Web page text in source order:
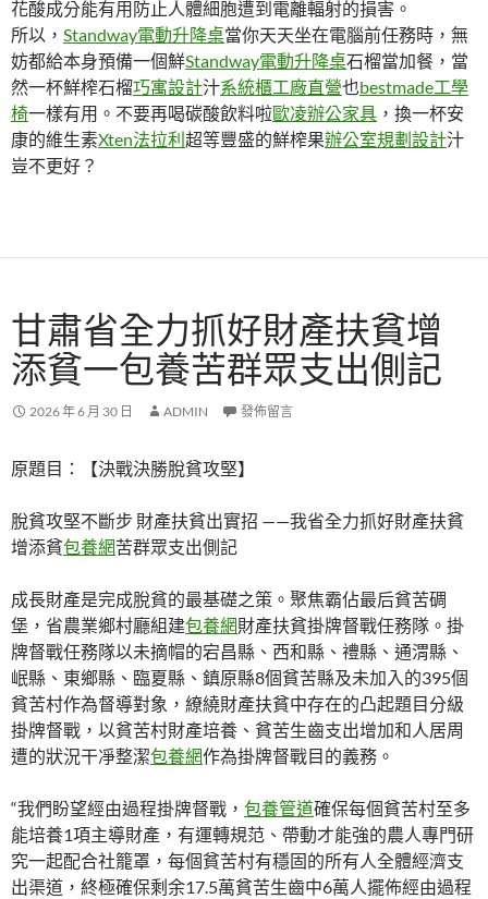
花酸成分能有用防止人體細胞遭到電離輻射的損害。
所以， Standway電動升降桌當你天天坐在電腦前任務時，無
妨都給本身預備一個鮮Standway電動升降桌石榴當加餐，當
然一杯鮮榨石榴巧寓設計汁系統櫃工廠直營也bestmade工學
椅一樣有用。不要再喝碳酸飲料啦歐凌辦公家具 ，換一杯安
康的維生素Xten法拉利超等豐盛的鮮榨果辦公室規劃設計汁
豈不更好？
甘肅省全力抓好財產扶貧增
添貧一包養苦群眾支出側記
2026 年 6 月 30 日 ADMIN 發佈留言
原題目：【決戰決勝脫貧攻堅】
脫貧攻堅不斷步 財產扶貧出實招 ——我省全力抓好財產扶貧
增添貧包養網苦群眾支出側記
成長財產是完成脫貧的最基礎之策。聚焦霸佔最后貧苦碉
堡，省農業鄉村廳組建包養網財產扶貧掛牌督戰任務隊。掛
牌督戰任務隊以未摘帽的宕昌縣、西和縣、禮縣、通渭縣、
岷縣、東鄉縣、臨夏縣、鎮原縣8個貧苦縣及未加入的395個
貧苦村作為督導對象，繚繞財產扶貧中存在的凸起題目分級
掛牌督戰，以貧苦村財產培養、貧苦生齒支出增加和人居周
遭的狀況干凈整潔包養網作為掛牌督戰目的義務。
“我們盼望經由過程掛牌督戰， 包養管道確保每個貧苦村至多
能培養1項主導財產，有運轉規范、帶動才能強的農人專門研
究一起配合社籠罩，每個貧苦村有穩固的所有人全體經濟支
出渠道，終極確保剩余17.5萬貧苦生齒中6萬人擺佈經由過程